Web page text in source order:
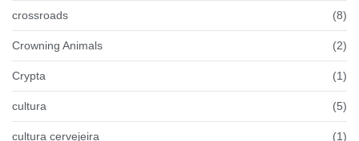
crossroads (8)
Crowning Animals (2)
Crypta (1)
cultura (5)
cultura cervejeira (1)